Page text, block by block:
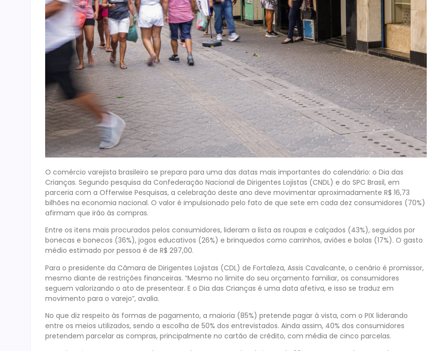
O comércio varejista brasileiro se prepara para uma das datas mais importantes do calendário: o Dia das
Crianças. Segundo pesquisa da Confederação Nacional de Dirigentes Lojistas (CNDL) e do SPC Brasil, em
parceria com a Offerwise Pesquisas, a celebração deste ano deve movimentar aproximadamente R$ 16,73
bilhões na economia nacional. O valor é impulsionado pelo fato de que sete em cada dez consumidores (70%)
afirmam que irão às compras.
Entre os itens mais procurados pelos consumidores, lideram a lista as roupas e calçados (43%), seguidos por
bonecas e bonecos (36%), jogos educativos (26%) e brinquedos como carrinhos, aviões e bolas (17%). O gasto
médio estimado por pessoa é de R$ 297,00.
Para o presidente da Câmara de Dirigentes Lojistas (CDL) de Fortaleza, Assis Cavalcante, o cenário é promissor,
mesmo diante de restrições financeiras. “Mesmo no limite do seu orçamento familiar, os consumidores
seguem valorizando o ato de presentear. E o Dia das Crianças é uma data afetiva, e isso se traduz em
movimento para o varejo”, avalia.
No que diz respeito às formas de pagamento, a maioria (85%) pretende pagar à vista, com o PIX liderando
entre os meios utilizados, sendo a escolha de 50% dos entrevistados. Ainda assim, 40% dos consumidores
pretendem parcelar as compras, principalmente no cartão de crédito, com média de cinco parcelas.